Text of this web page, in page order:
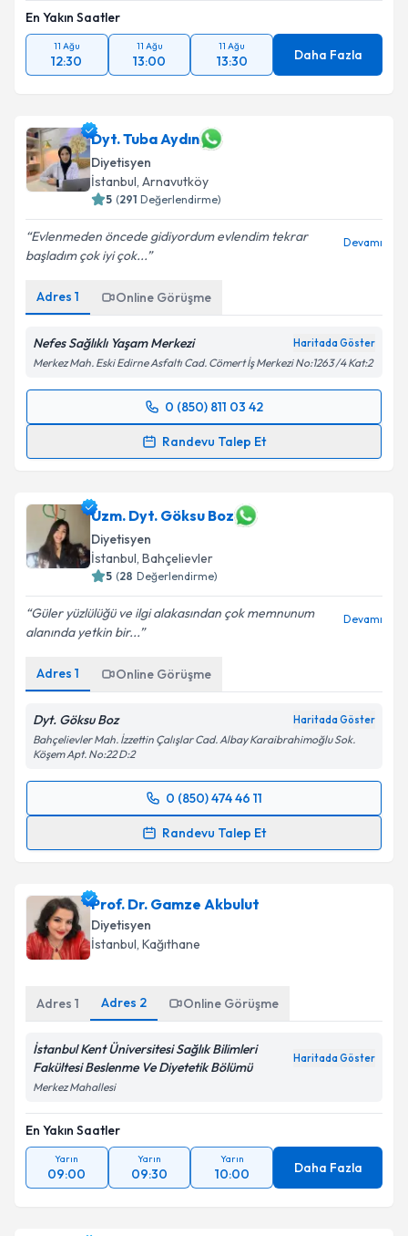
En Yakın Saatler
11 Ağu
12:30
11 Ağu
13:00
11 Ağu
13:30 Daha Fazla
Dyt. Tuba Aydın
Diyetisyen
İstanbul, Arnavutköy
5 (291 Değerlendirme)
Evlenmeden öncede gidiyordum evlendim tekrar
başladım çok iyi çok...
Devamı
Adres 1 Online Görüşme
Nefes Sağlıklı Yaşam Merkezi Haritada Göster
Merkez Mah. Eski Edirne Asfaltı Cad. Cömert İş Merkezi No:1263 /4 Kat:2
0 (850) 811 03 42
Randevu Talep Et
Randevu Takvimi Talebi
hazırlandığında e-posta ile bilgilendireceğiz.
E-posta Adresiniz
Kişisel verilerimin işlenmesine ilişkin
kapsamda işlenmesini kabul ediyorum.
Takvim Talebini Gönder
Uzm. Dyt. Göksu Boz
Diyetisyen
İstanbul, Bahçelievler
5 (28 Değerlendirme)
Güler yüzlülüğü ve ilgi alakasından çok memnunum
alanında yetkin bir...
Devamı
Adres 1 Online Görüşme
Dyt. Göksu Boz Haritada Göster
Bahçelievler Mah. İzzettin Çalışlar Cad. Albay Karaibrahimoğlu Sok.
Köşem Apt. No:22 D:2
0 (850) 474 46 11
Randevu Talep Et
Randevu Takvimi Talebi
takvim hazırlandığında e-posta ile bilgilendireceğiz.
E-posta Adresiniz
Metni'ni okudum ve kişisel verilerimin belirtilen
kapsamda işlenmesini kabul ediyorum.
Prof. Dr. Gamze Akbulut
Diyetisyen
İstanbul, Kağıthane
Adres 1 Adres 2 Online Görüşme
İstanbul Kent Üniversitesi Sağlık Bilimleri
Fakültesi Beslenme Ve Diyetetik Bölümü
Haritada Göster
Merkez Mahallesi
En Yakın Saatler
Yarın
09:00
Yarın
09:30
Yarın
10:00 Daha Fazla